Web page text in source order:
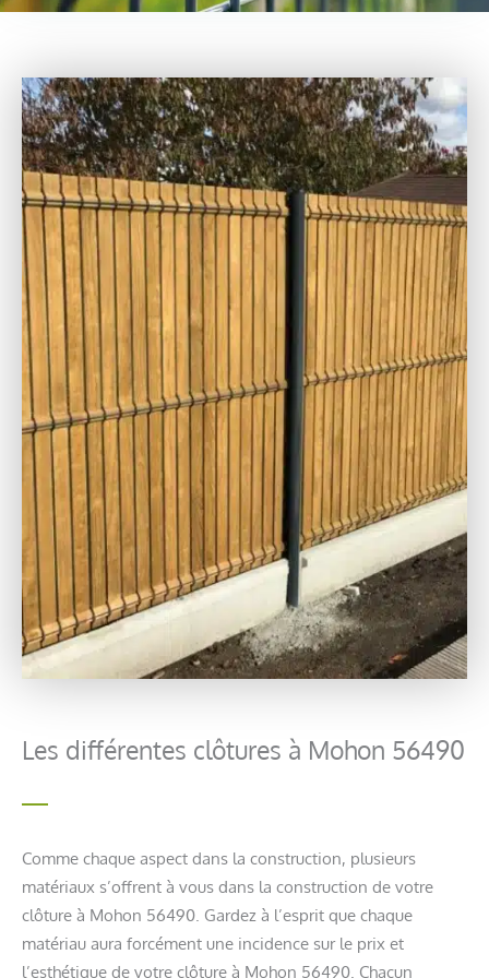
Les différentes clôtures à Mohon 56490
Comme chaque aspect dans la construction, plusieurs
matériaux s’offrent à vous dans la construction de votre
clôture à Mohon 56490. Gardez à l’esprit que chaque
matériau aura forcément une incidence sur le prix et
l’esthétique de votre clôture à Mohon 56490. Chacun